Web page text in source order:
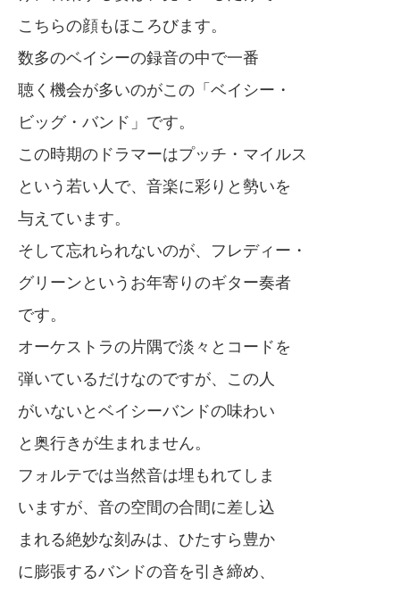
こちらの顔もほころびます。
数多のベイシーの録音の中で一番
聴く機会が多いのがこの「ベイシー・
ビッグ・バンド」です。
この時期のドラマーはプッチ・マイルス
という若い人で、音楽に彩りと勢いを
与えています。
そして忘れられないのが、フレディー・
グリーンというお年寄りのギター奏者
です。
オーケストラの片隅で淡々とコードを
弾いているだけなのですが、この人
がいないとベイシーバンドの味わい
と奥行きが生まれません。
フォルテでは当然音は埋もれてしま
いますが、音の空間の合間に差し込
まれる絶妙な刻みは、ひたすら豊か
に膨張するバンドの音を引き締め、